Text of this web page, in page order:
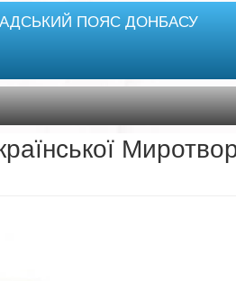
ПОЯС ДОНБАСУ